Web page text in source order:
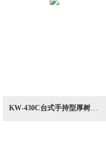
KW-430C台式手持型厚树脂到无纺布应用超声波切割机